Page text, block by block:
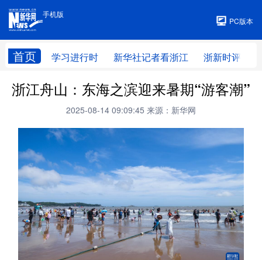
手机版
PC版本
首页 学习进行时 新华社记者看浙江 浙新时评
手机版
浙江舟山：东海之滨迎来暑期“游客潮”
2025-08-14 09:09:45 来源：新华网